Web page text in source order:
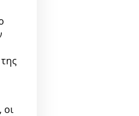
οι